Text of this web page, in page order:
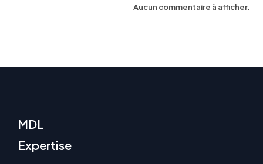
Aucun commentaire à afficher.
MDL
Expertise